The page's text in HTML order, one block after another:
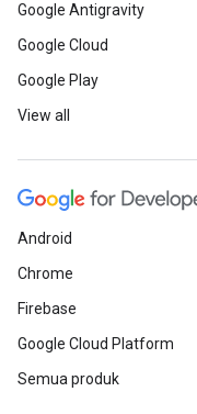
Google Antigravity
Google Cloud
Google Play
View all
Android
Chrome
Firebase
Google Cloud Platform
Semua produk